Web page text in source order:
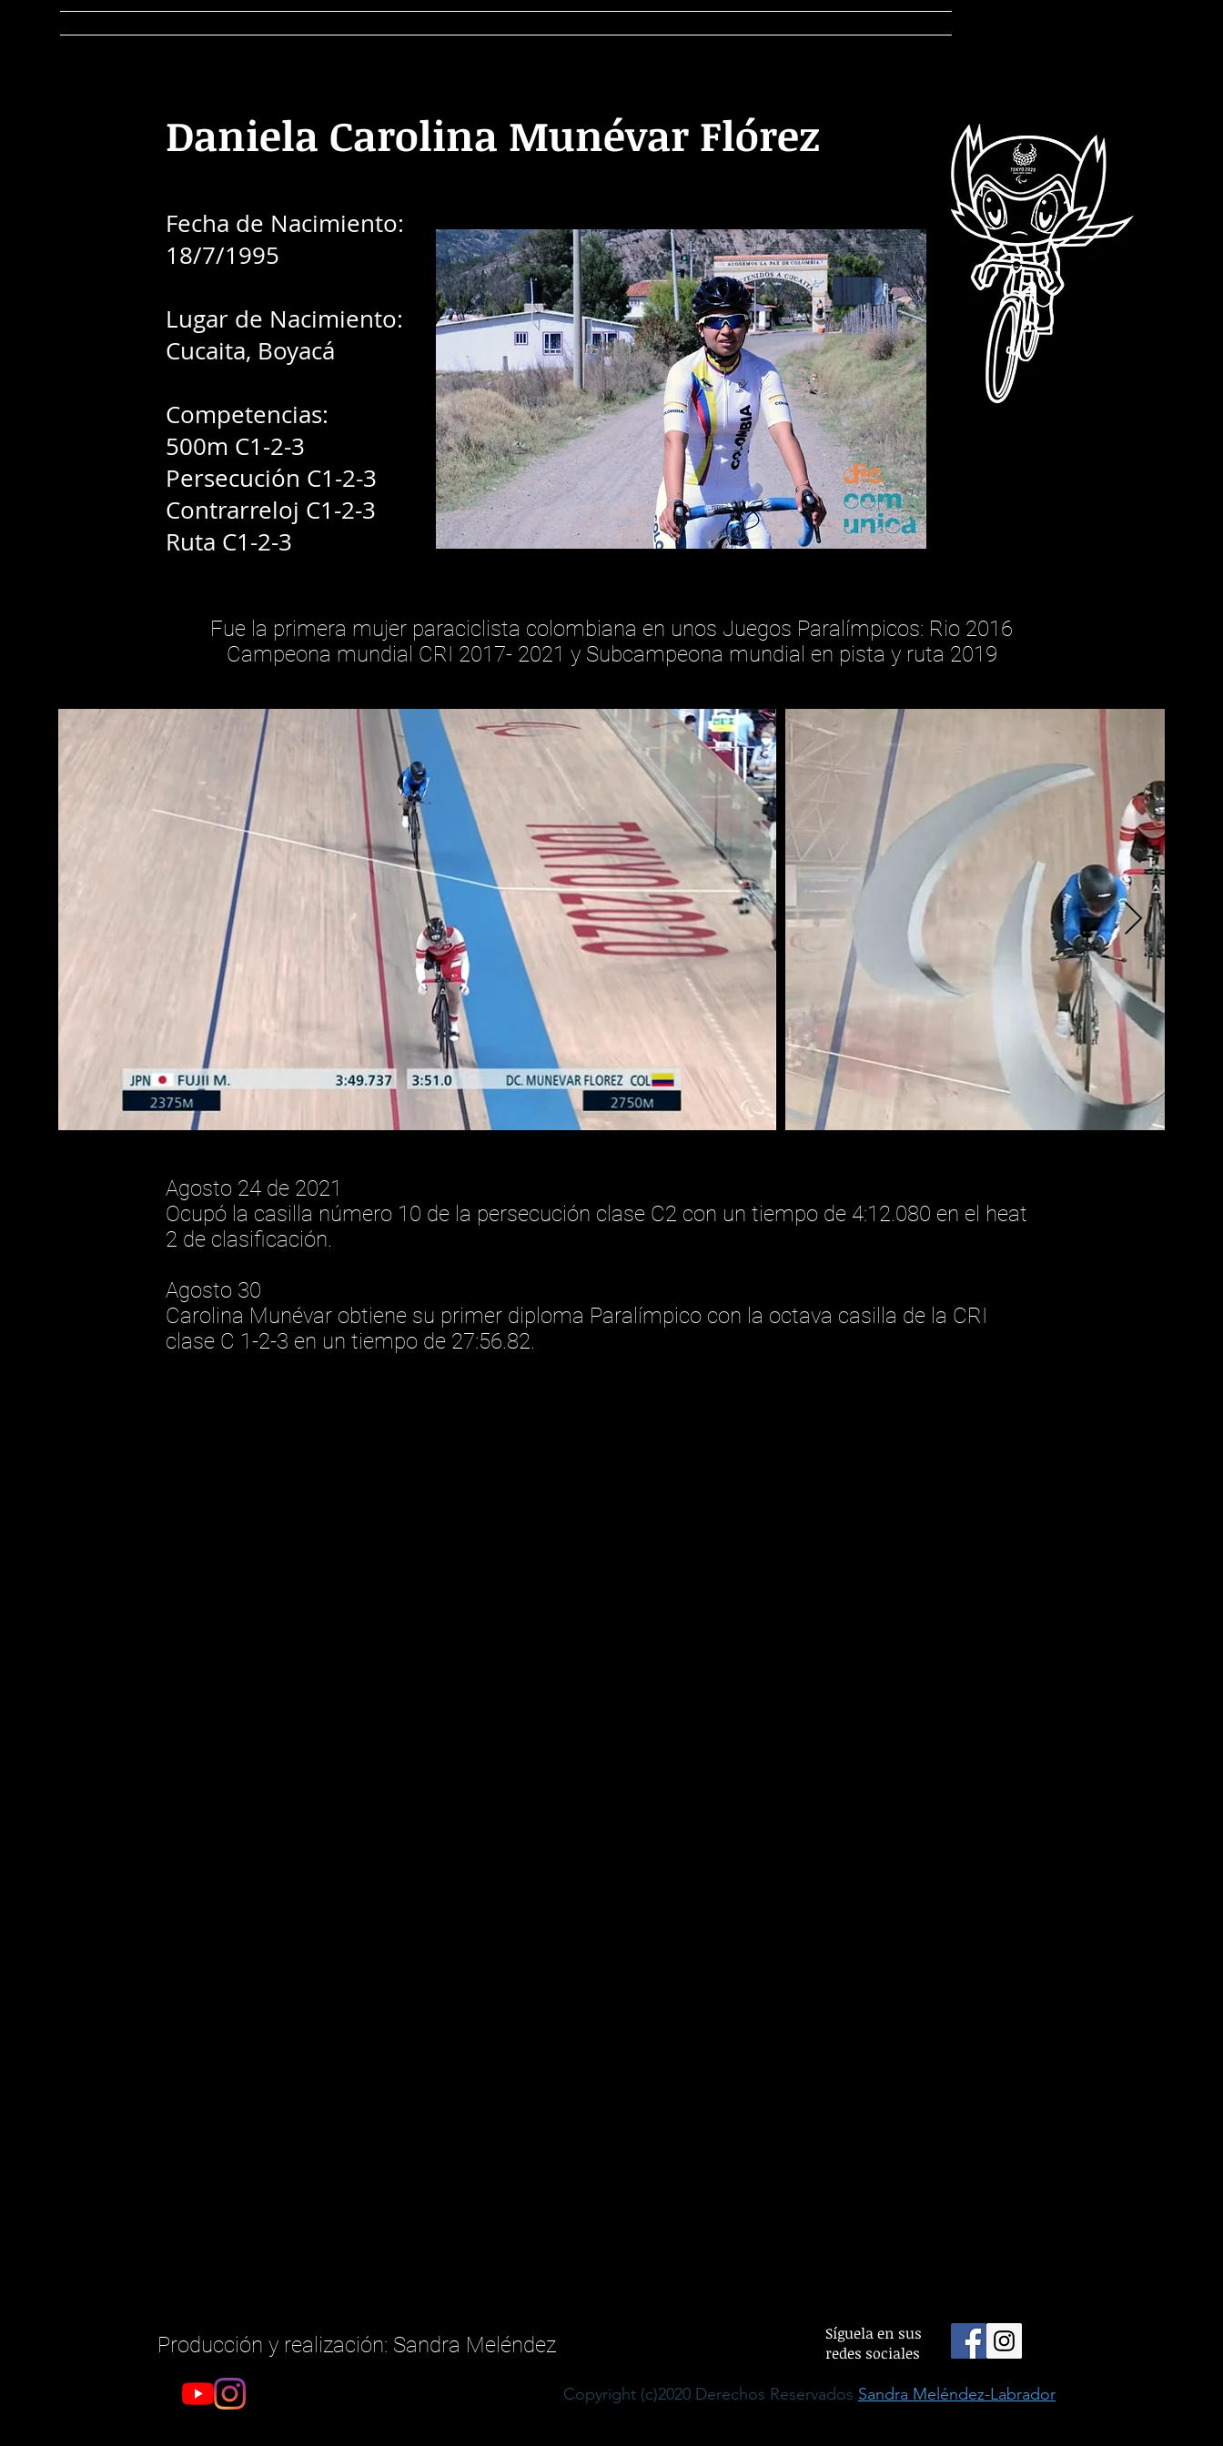
Daniela Carolina Munévar Flórez
Fecha de Nacimiento:
18/7/1995
Lugar de Nacimiento:
Cucaita, Boyacá
Competencias:
500m C1-2-3
Persecución C1-2-3
Contrarreloj C1-2-3
Ruta C1-2-3
Fue la primera mujer paraciclista colombiana en unos Juegos Paralímpicos: Rio 2016
Campeona mundial CRI 2017- 2021 y Subcampeona mundial en pista y ruta 2019
Agosto 24 de 2021
Ocupó la casilla número 10 de la persecución clase C2 con un tiempo de 4:12.080 en el heat
2 de clasificación.
Agosto 30
Carolina Munévar obtiene su primer diploma Paralímpico con la octava casilla de la CRI
clase C 1-2-3 en un tiempo de 27:56.82.
Producción y realización: Sandra Meléndez
Síguela en sus
redes sociales
Copyright (c)2020 Derechos Reservados Sandra Meléndez-Labrador